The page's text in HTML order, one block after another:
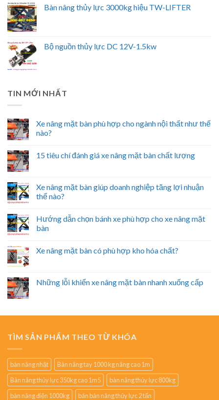
Bàn nâng thủy lực 3000kg hiệu TW-LIFTER
Bộ nguồn thủy lực DC 12V-1.5kw
TIN MỚI NHẤT
Xe nâng mặt bàn phù hợp cho ngành nội thất như thế
nào?
15 tiêu chí đánh giá xe nâng mặt bàn chất lượng
Xe nâng mặt bàn giúp doanh nghiệp tăng lợi nhuận
thế nào?
Hướng dẫn chọn bánh xe phù hợp cho xe nâng mặt
bàn
Xe nâng mặt bàn có phù hợp kho hóa chất?
Những lỗi khiến xe nâng mặt bàn nhanh xuống cấp
TÌM SẢN PHẨM THEO TỪ KHÓA
bàn nâng nhật
Bàn nâng tay 1000 kg nâng cao 1m
Bàn nâng thủy lực 350kg cao 1m5
bàn nâng thủy lực 800kg
bàn nâng điện 1000kg
bán bàn nâng thủy lực 2 tấn